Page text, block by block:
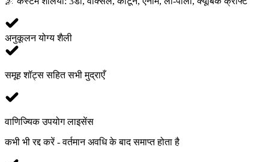
अनुकूलन योग्य शैली
समूह शॉट्स सहित सभी मुद्राएँ
वाणिज्यिक उपयोग लाइसेंस
कभी भी रद्द करें - वर्तमान अवधि के बाद समाप्त होता है